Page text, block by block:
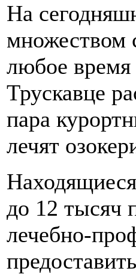
На
множеством
любое
Трускавце
пара
лечят
до 12 тысяч
лечебно-